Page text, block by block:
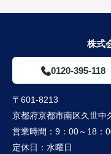
株式
0120-395-118
〒601-8213
京都府京都市南区久世中
営業時間： 9：00～18：
定休日： 水曜日